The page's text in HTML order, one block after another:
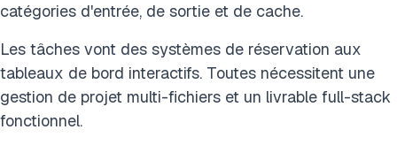
catégories d'entrée, de sortie et de cache.
Les tâches vont des systèmes de réservation aux
tableaux de bord interactifs. Toutes nécessitent une
gestion de projet multi-fichiers et un livrable full-stack
fonctionnel.